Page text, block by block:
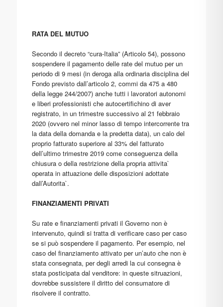
RATA DEL MUTUO
Secondo il decreto “cura-Italia” (Articolo 54), possono
sospendere il pagamento delle rate del mutuo per un
periodo di 9 mesi (in deroga alla ordinaria disciplina del
Fondo previsto dall’articolo 2, commi da 475 a 480
della legge 244/2007) anche tutti i lavoratori autonomi
e liberi professionisti che autocertifichino di aver
registrato, in un trimestre successivo al 21 febbraio
2020 (ovvero nel minor lasso di tempo intercorrente tra
la data della domanda e la predetta data), un calo del
proprio fatturato superiore al 33% del fatturato
dell’ultimo trimestre 2019 come conseguenza della
chiusura o della restrizione della propria attivita`
operata in attuazione delle disposizioni adottate
dall’Autorita`.
FINANZIAMENTI PRIVATI
Su rate e finanziamenti privati il Governo non è
intervenuto, quindi si tratta di verificare caso per caso
se si può sospendere il pagamento. Per esempio, nel
caso del finanziamento attivato per un’auto che non è
stata consegnata, per degli arredi la cui consegna è
stata posticipata dal venditore: in queste sitruazioni,
dovrebbe sussistere il diritto del consumatore di
risolvere il contratto.